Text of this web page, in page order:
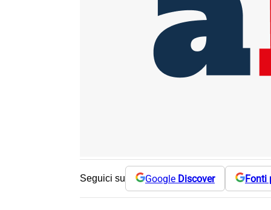
Seguici su Google Discover Fonti